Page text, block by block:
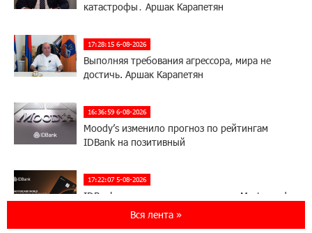
катастрофы․ Аршак Карапетян
17:28:15 6-08-2026
Выполняя требования агрессора, мира не
достичь. Аршак Карапетян
16:36:59 6-08-2026
Moody’s изменило прогноз по рейтингам
IDBank на позитивный
17:22:07 5-08-2026
IDBank представляет новую карту Mastercard
World с преимуществами для путешествий и
Вся лента »